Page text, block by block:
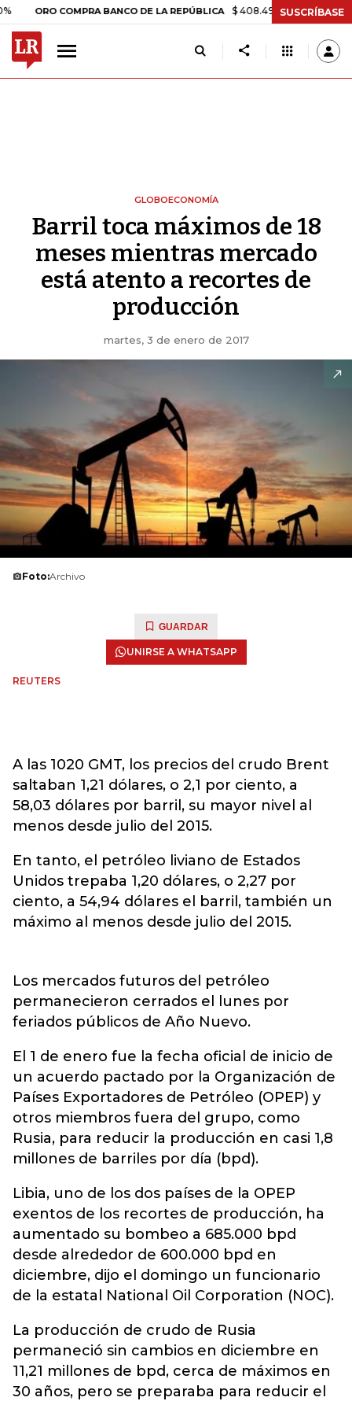
COMPRA BANCO DE LA REPÚBLICA $ 408.498,97 +$ 8.753,81
SUSCRÍBASE
GLOBOECONOMÍA
Barril toca máximos de 18
meses mientras mercado
está atento a recortes de
producción
martes, 3 de enero de 2017
Foto:Archivo
GUARDAR
UNIRSE A WHATSAPP
REUTERS
A las 1020 GMT, los precios del crudo Brent
saltaban 1,21 dólares, o 2,1 por ciento, a
58,03 dólares por barril, su mayor nivel al
menos desde julio del 2015.
En tanto, el petróleo liviano de Estados
Unidos trepaba 1,20 dólares, o 2,27 por
ciento, a 54,94 dólares el barril, también un
máximo al menos desde julio del 2015.
Los mercados futuros del petróleo
permanecieron cerrados el lunes por
feriados públicos de Año Nuevo.
El 1 de enero fue la fecha oficial de inicio de
un acuerdo pactado por la Organización de
Países Exportadores de Petróleo (OPEP) y
otros miembros fuera del grupo, como
Rusia, para reducir la producción en casi 1,8
millones de barriles por día (bpd).
Libia, uno de los dos países de la OPEP
exentos de los recortes de producción, ha
aumentado su bombeo a 685.000 bpd
desde alrededor de 600.000 bpd en
diciembre, dijo el domingo un funcionario
de la estatal National Oil Corporation (NOC).
La producción de crudo de Rusia
permaneció sin cambios en diciembre en
11,21 millones de bpd, cerca de máximos en
30 años, pero se preparaba para reducir el